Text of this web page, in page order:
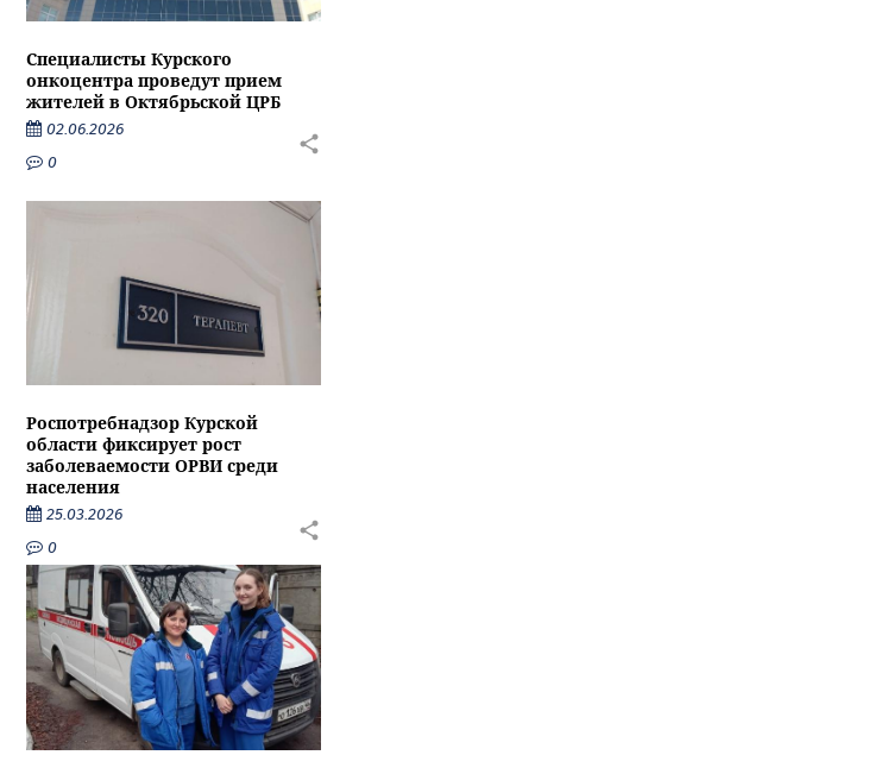
Специалисты Курского
онкоцентра проведут прием
жителей в Октябрьской ЦРБ
02.06.2026
0
Роспотребнадзор Курской
области фиксирует рост
заболеваемости ОРВИ среди
населения
25.03.2026
0